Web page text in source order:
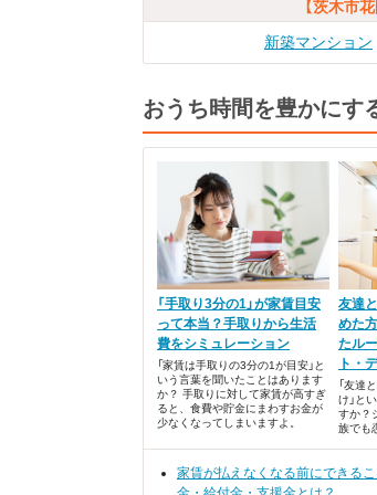
【茨木市
新築マンション
おうち時間を豊かにす
「手取り3分の1」が家賃目安
って本当？手取りから生活
費をシミュレーション
「家賃は手取りの3分の1が目安」と
いう言葉を聞いたことはあります
か？ 手取りに対して家賃が高すぎ
ると、食費や貯金にまわすお金が
少なくなってしまいますよ。
友達
めた
たル
ト・
「友達
け」と
すか？
族でも
賃貸物
家賃が払えなくなる前にできる